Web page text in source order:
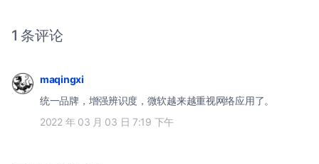
1 条评论
maqingxi
统一品牌，增强辨识度，微软越来越重视网络应用了。
2022 年 03 月 03 日 7:19 下午